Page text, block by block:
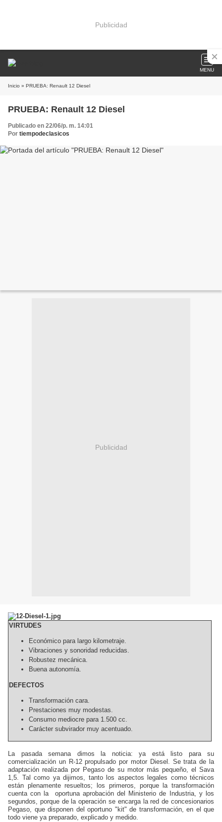
Publicidad
MENU
Inicio » PRUEBA: Renault 12 Diesel
PRUEBA: Renault 12 Diesel
Publicado en 22/06/p. m. 14:01
Por tiempodeclasicos
Publicidad
VIRTUDES
Económico para largo kilometraje.
Vibraciones y sonoridad reducidas.
Robustez mecánica.
Buena autonomía.
DEFECTOS
Transformación cara.
Prestaciones muy modestas.
Consumo mediocre para 1.500 cc.
Carácter subvirador muy acentuado.
La pasada semana dimos la noticia: ya está listo para su
comercialización un R-12propulsado por motor Diesel . Se trata de la
adaptación realizada por Pegaso de su motor más pequeño, el Sava
1,5. Tal como ya dijimos, tanto los aspectos legales como técnicos
están plenamente resueltos; los primeros, porque la transformación
cuenta con la
oportuna aprobación del Ministerio de Industria, y los
segundos, porque de la operación se encarga la red de concesionarios
Pegaso, que disponen del oportuno "kit" de transformación, en el que
todo viene ya preparado, explicado y medido.